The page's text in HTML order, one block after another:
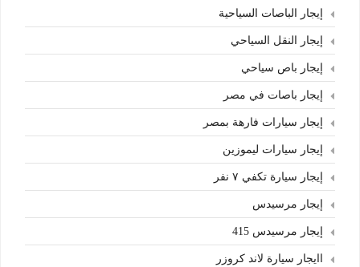
إيجار الباصات السياحية
إيجار النقل السياحي
إيجار باص سياحي
إيجار باصات في مصر
إيجار سيارات فارهة بمصر
إيجار سيارات ليموزين
إيجار سيارة تكفي ٧ نفر
إيجار مرسيدس
إيجار مرسيدس 415
اايجار سيارة لاند كروزر